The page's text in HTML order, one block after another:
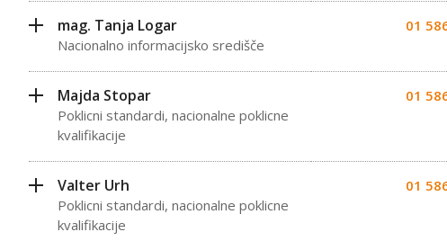
mag. Tanja Logar
Nacionalno informacijsko središče
01
Majda Stopar
Poklicni standardi, nacionalne poklicne
kvalifikacije
01
Valter Urh
Poklicni standardi, nacionalne poklicne
kvalifikacije
01